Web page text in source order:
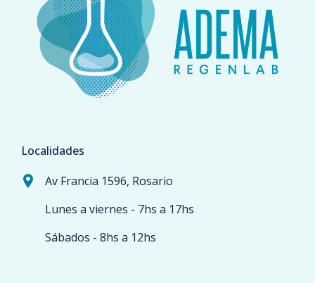
Localidades
Av Francia 1596, Rosario
Lunes a viernes - 7hs a 17hs
Sábados - 8hs a 12hs